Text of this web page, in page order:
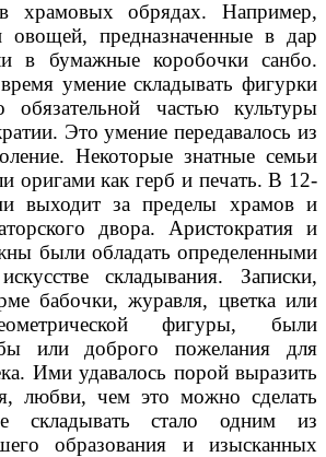
в храмовых обрядах. Например,
предназначенные в дар
в бумажные коробочки санбо.
умение складывать фигурки
обязательной частью культуры
Это умение передавалось из
Некоторые знатные семьи
оригами как герб и печать. В 12-
выходит за пределы храмов и
двора. Аристократия и
были обладать определенными
складывания. Записки,
бабочки, журавля, цветка или
фигуры, были
или доброго пожелания для
Ими удавалось порой выразить
любви, чем это можно сделать
складывать стало одним из
образования и изысканных